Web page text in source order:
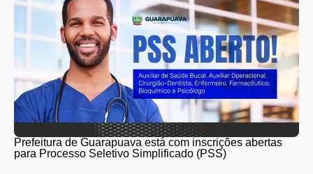
Prefeitura de Guarapuava está com inscrições abertas
para Processo Seletivo Simplificado (PSS)